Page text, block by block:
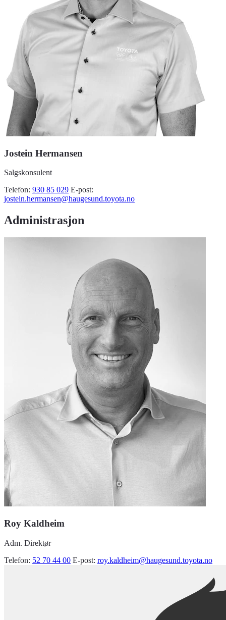
Jostein Hermansen
Salgskonsulent
Telefon: 930 85 029 E-post:
jostein.hermansen@haugesund.toyota.no
Administrasjon
Roy Kaldheim
Adm. Direktør
Telefon: 52 70 44 00 E-post: roy.kaldheim@haugesund.toyota.no